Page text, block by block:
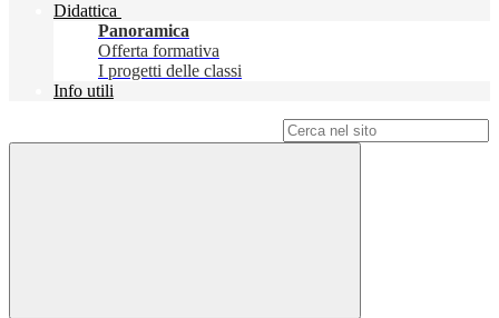
Didattica
Panoramica
Offerta formativa
I progetti delle classi
Info utili